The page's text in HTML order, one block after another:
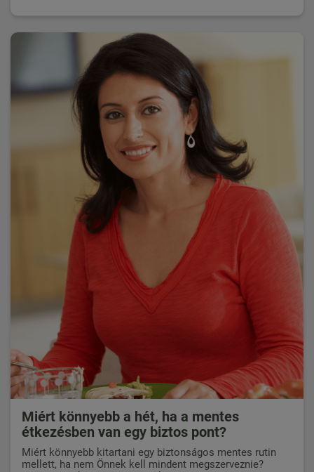
Miért könnyebb a hét, ha a mentes
étkezésben van egy biztos pont?
Miért könnyebb kitartani egy biztonságos mentes rutin
mellett, ha nem Önnek kell mindent megszerveznie?